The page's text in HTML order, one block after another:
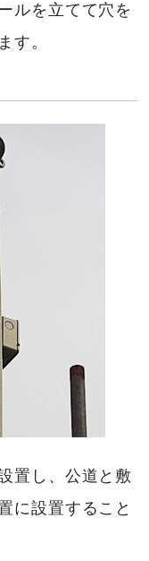
ルを立てて穴を
す。
置し、公道と敷
に設置すること